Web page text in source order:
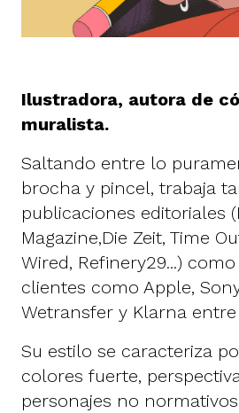
Ilustradora, autora de
muralista.
Saltando entre lo
brocha y pincel, trabaja
publicaciones editoriales
Magazine,Die Zeit, Time
Wired, Refinery29...)
clientes como Apple,
Wetransfer y Klarna
Su estilo se caracteriza
colores fuerte,
personajes no